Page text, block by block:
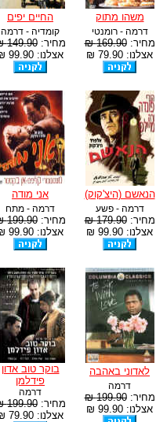
משהו מתוק
דרמה - רומנטי
מחיר:169.90 ₪
אצלנו: 79.90 ₪
החיים יפים
קומדיה - דרמה
מחיר:149.90 ₪
אצלנו: 99.90 ₪
הנאשם (היצ'קוק)
דרמה - פשע
מחיר:179.90 ₪
אצלנו: 99.90 ₪
אני מודה
דרמה - מתח
מחיר:199.90 ₪
אצלנו: 99.90 ₪
לאדוני באהבה
דרמה
מחיר:199.90 ₪
אצלנו: 99.90 ₪
בוקר טוב אדון
פידלמן
דרמה
מחיר:199.90 ₪
אצלנו: 79.90 ₪